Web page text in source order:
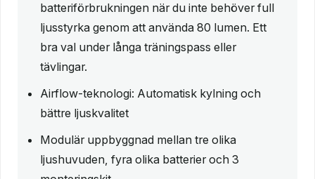
batteriförbrukningen när du inte behöver full
ljusstyrka genom att använda 80 lumen. Ett
bra val under långa träningspass eller
tävlingar.
Airflow-teknologi: Automatisk kylning och
bättre ljuskvalitet
Modulär uppbyggnad mellan tre olika
ljushuvuden, fyra olika batterier och 3